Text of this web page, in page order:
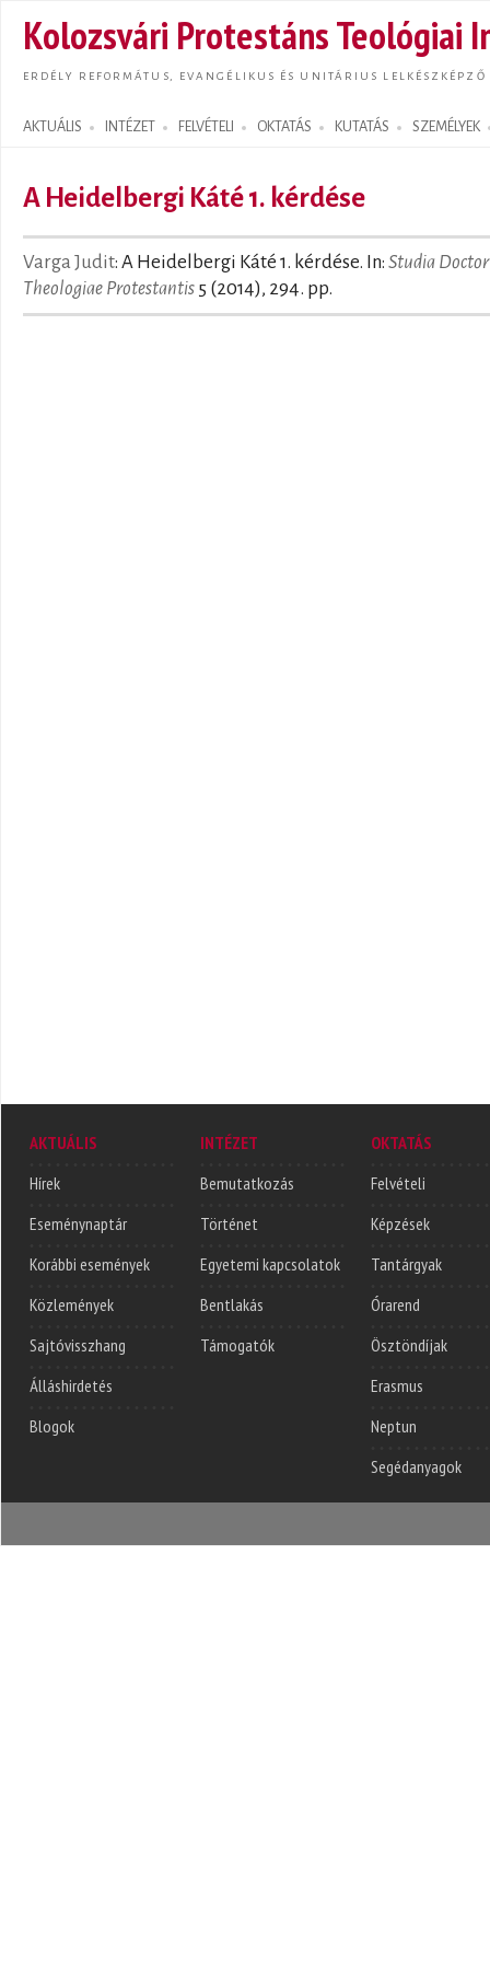
Kolozsvári Protestáns Teológiai
ERDÉLY REFORMÁTUS, EVANGÉLIKUS ÉS UNITÁRIUS LELKÉSZKÉPZŐ
AKTUÁLIS INTÉZET FELVÉTELI OKTATÁS KUTATÁS SZEMÉLYEK
Search form
A Heidelbergi Káté 1. kérdése
Varga Judit: A Heidelbergi Káté 1. kérdése. In: Studia
Theologiae Protestantis 5 (2014), 294. pp.
AKTUÁLIS
Hírek
Eseménynaptár
Korábbi események
Közlemények
Sajtóvisszhang
Álláshirdetés
Blogok
INTÉZET
Bemutatkozás
Történet
Egyetemi kapcsolatok
Bentlakás
Támogatók
OKTATÁS
Felvételi
Képzések
Tantárgyak
Órarend
Ösztöndíjak
Erasmus
Neptun
Segédanyagok